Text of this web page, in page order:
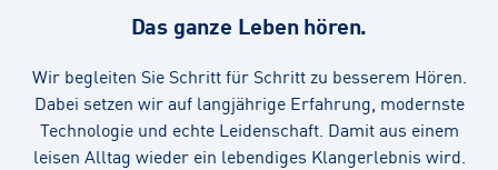
Das ganze Leben hören.
Wir begleiten Sie Schritt für Schritt zu besserem Hören.
Dabei setzen wir auf langjährige Erfahrung, modernste
Technologie und echte Leidenschaft. Damit aus einem
leisen Alltag wieder ein lebendiges Klangerlebnis wird.